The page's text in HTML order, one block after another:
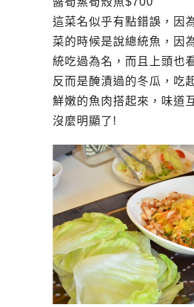
這菜名似乎有點錯誤，因
菜的時候是說總統魚，因
統吃過為名，而且上頭也
反而是醃漬過的冬瓜，吃
鮮嫩的魚肉搭起來，味道
沒麼明顯了!